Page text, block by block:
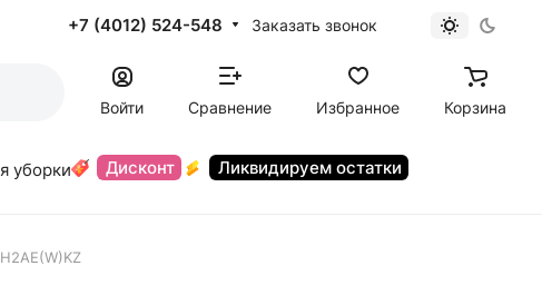
+7 (4012) 524-548 Заказать звонок
Войти Сравнение Избранное Корзина
уборки Дисконт Ликвидируем остатки